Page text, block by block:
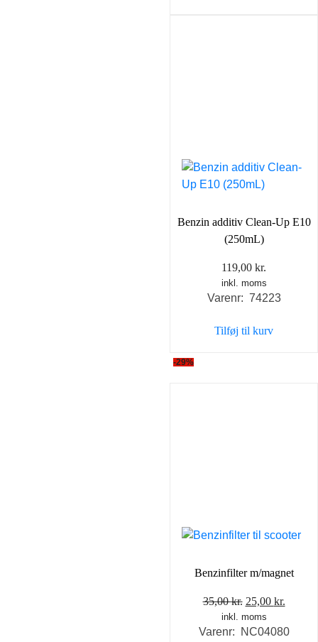
Benzin additiv Clean-Up E10
(250mL)
119,00 kr.
inkl. moms
Varenr: 74223
Tilføj til kurv
-29%
Benzinfilter m/magnet
35,00kr. Den
oprindelige
pris
25,00 kr.
pris
inkl. moms
Varenr: NC04080